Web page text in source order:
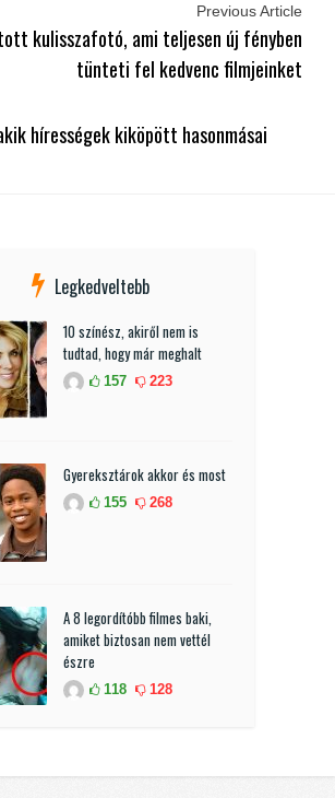
Previous Article
kulisszafotó, ami teljesen új fényben
tünteti fel kedvenc filmjeinket
hírességek kiköpött hasonmásai
Legkedveltebb
10 színész, akiről nem is
tudtad, hogy már meghalt
157 223
Gyereksztárok akkor és most
155 268
A 8 legordítóbb filmes baki,
amiket biztosan nem vettél
észre
118 128